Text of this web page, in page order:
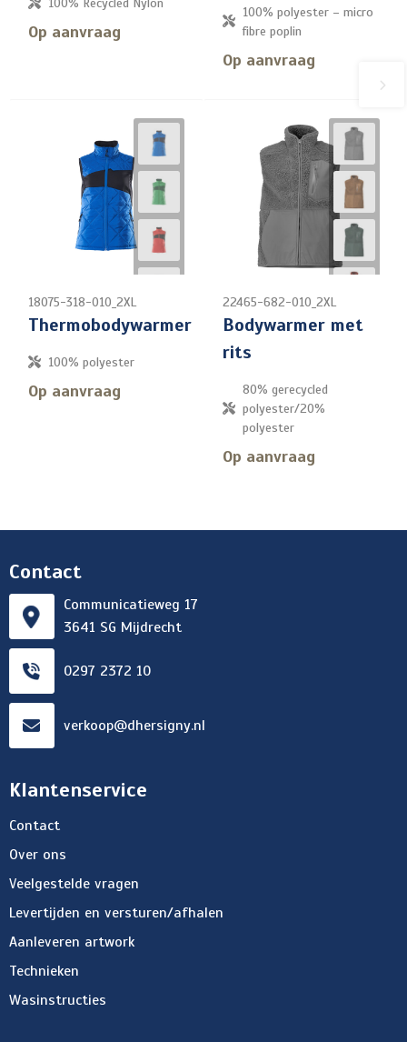
Op aanvraag
100% polyester – micro
fibre poplin
Op aanvraag
18075-318-010_2XL
Thermobodywarmer
100% polyester
Op aanvraag
22465-682-010_2XL
Bodywarmer met
rits
80% gerecycled
polyester/20%
polyester
Op aanvraag
Contact
Communicatieweg 17
3641 SG Mijdrecht
0297 2372 10
verkoop@dhersigny.nl
Klantenservice
Contact
Over ons
Veelgestelde vragen
Levertijden en versturen/afhalen
Aanleveren artwork
Technieken
Wasinstructies